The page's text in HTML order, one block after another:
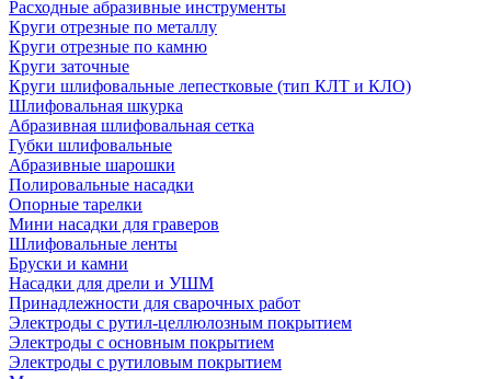
Расходные абразивные инструменты
Круги отрезные по металлу
Круги отрезные по камню
Круги заточные
Круги шлифовальные лепестковые (тип КЛТ и КЛО)
Шлифовальная шкурка
Абразивная шлифовальная сетка
Губки шлифовальные
Абразивные шарошки
Полировальные насадки
Опорные тарелки
Мини насадки для граверов
Шлифовальные ленты
Бруски и камни
Насадки для дрели и УШМ
Принадлежности для сварочных работ
Электроды с рутил-целлюлозным покрытием
Электроды с основным покрытием
Электроды с рутиловым покрытием